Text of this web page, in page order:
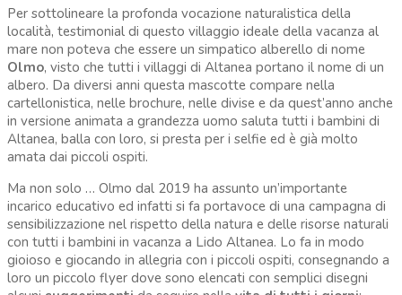
Per sottolineare la profonda vocazione naturalistica della
località, testimonial di questo villaggio ideale della vacanza al
mare non poteva che essere un simpatico alberello di nome
Olmo, visto che tutti i villaggi di Altanea portano il nome di un
albero. Da diversi anni questa mascotte compare nella
cartellonistica, nelle brochure, nelle divise e da quest’anno anche
in versione animata a grandezza uomo saluta tutti i bambini di
Altanea, balla con loro, si presta per i selfie ed è già molto
amata dai piccoli ospiti.
Ma non solo … Olmo dal 2019 ha assunto un’importante
incarico educativo ed infatti si fa portavoce di una campagna di
sensibilizzazione nel rispetto della natura e delle risorse naturali
con tutti i bambini in vacanza a Lido Altanea. Lo fa in modo
gioioso e giocando in allegria con i piccoli ospiti, consegnando a
loro un piccolo flyer dove sono elencati con semplici disegni